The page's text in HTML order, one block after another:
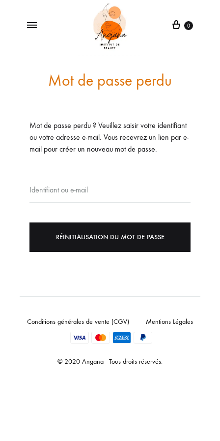
de
Beauté
aux-
0
Mot de passe perdu
Mot de passe perdu ? Veuillez saisir votre identifiant
ou votre adresse e-mail. Vous recevrez un lien par e-
mail pour créer un nouveau mot de passe.
Identifiant ou e-mail
RÉINITIALISATION DU MOT DE PASSE
© 2020 Angana - Tous droits réservés.
Conditions générales de vente (CGV) Mentions Légales